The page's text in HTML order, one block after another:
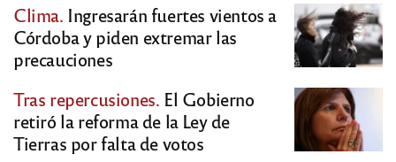
Clima. Ingresarán fuertes vientos a
Córdoba y piden extremar las
precauciones
Tras repercusiones. El Gobierno
retiró la reforma de la Ley de
Tierras por falta de votos